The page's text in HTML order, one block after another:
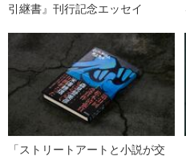
引継書』刊行記念エッセイ
「ストリートアートと小説が交